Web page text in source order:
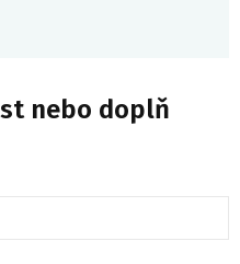
nebo doplň